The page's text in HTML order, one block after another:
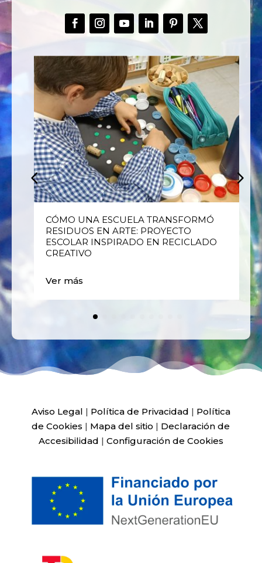
CÓMO UNA ESCUELA TRANSFORMÓ
RESIDUOS EN ARTE: PROYECTO
ESCOLAR INSPIRADO EN RECICLADO
CREATIVO
Ver más
Aviso Legal | Política de Privacidad | Política
de Cookies | Mapa del sitio | Declaración de
Accesibilidad | Configuración de Cookies